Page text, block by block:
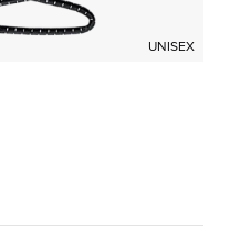
UNISEX